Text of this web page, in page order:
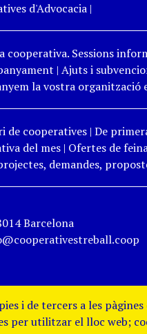
d'Advocacia|
cooperativa. Sessions
| Ajuts i
la vostra organització
de cooperatives| De
del mes| Ofertes de
demandes,
Barcelona
i de tercers a les
per utilitzar el lloc web;